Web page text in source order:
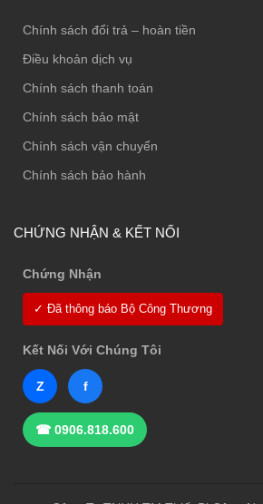
Chính sách đổi trả – hoàn tiền
Điều khoản dịch vụ
Chính sách thanh toán
Chính sách bảo mật
Chính sách vận chuyển
Chính sách bảo hành
CHỨNG NHẬN & KẾT NỐI
Chứng Nhận
✓ Đã thông báo Bộ Công Thương
Kết Nối Với Chúng Tôi
Z f
☎ 0906.818.600